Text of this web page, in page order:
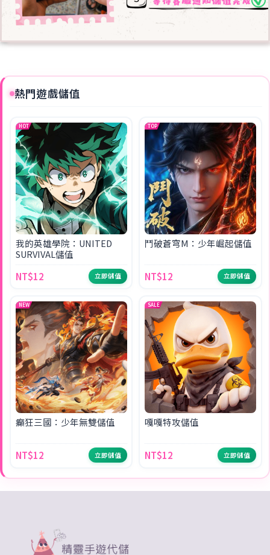
熱門遊戲儲值
HOT
我的英雄學院：UNITED
SURVIVAL儲值
NT$12
立即儲值
TOP
鬥破蒼穹M：少年崛起儲值
NT$12 立即儲值
NEW
癲狂三國：少年無雙儲值
NT$12 立即儲值
SALE
嘎嘎特攻儲值
NT$12 立即儲值